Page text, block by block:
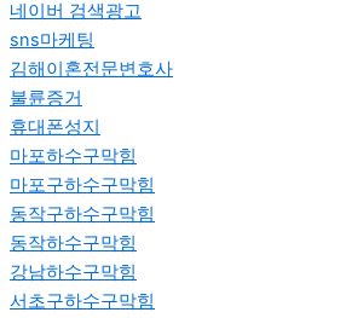
네이버 검색광고
sns마케팅
김해이혼전문변호사
불륜증거
휴대폰성지
마포하수구막힘
마포구하수구막힘
동작구하수구막힘
동작하수구막힘
강남하수구막힘
서초구하수구막힘